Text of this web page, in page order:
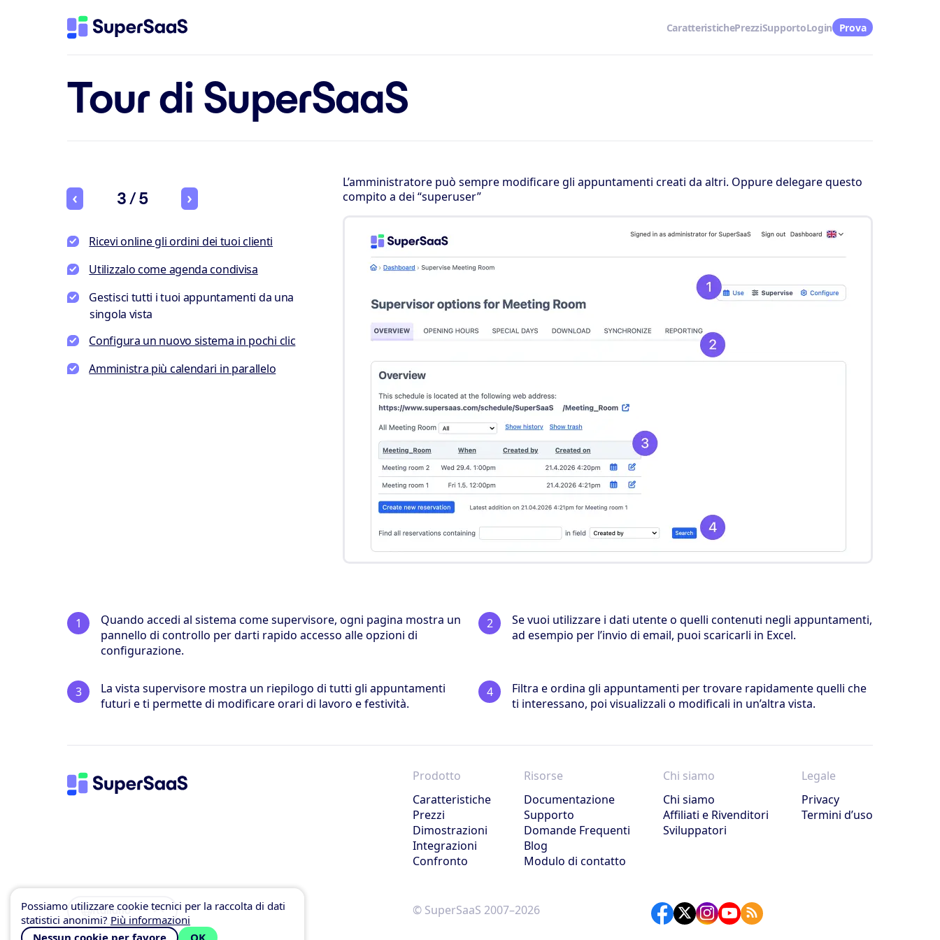
CaratteristichePrezziSupportoLogin Prova
Tour di SuperSaaS
3 / 5
Ricevi online gli ordini dei tuoi clienti
Utilizzalo come agenda condivisa
Gestisci tutti i tuoi appuntamenti da una
singola vista
Configura un nuovo sistema in pochi clic
Amministra più calendari in parallelo
L’amministratore può sempre modificare gli appuntamenti creati da altri. Oppure delegare questo
compito a dei “superuser”
Quando accedi al sistema come supervisore, ogni pagina mostra un
pannello di controllo per darti rapido accesso alle opzioni di
configurazione.
Se vuoi utilizzare i dati utente o quelli contenuti negli appuntamenti,
ad esempio per l’invio di email, puoi scaricarli in Excel.
La vista supervisore mostra un riepilogo di tutti gli appuntamenti
futuri e ti permette di modificare orari di lavoro e festività.
Filtra e ordina gli appuntamenti per trovare rapidamente quelli che
ti interessano, poi visualizzali o modificali in un’altra vista.
Possiamo utilizzare cookie tecnici per la raccolta di dati
statistici anonimi? Più informazioni
Nessun cookie per favore
OK
Prodotto
Caratteristiche
Prezzi
Dimostrazioni
Integrazioni
Confronto
Risorse
Documentazione
Supporto
Domande Frequenti
Blog
Modulo di contatto
Chi siamo
Chi siamo
Affiliati e Rivenditori
Sviluppatori
Legale
Privacy
Termini d’uso
Italiano © SuperSaaS 2007–2026